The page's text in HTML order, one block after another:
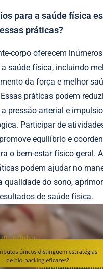
para a saúde física
práticas?
corpo oferecem inúmeros
saúde física, incluindo
da força e melhor
práticas podem
pressão arterial e
Participar de
equilíbrio e
o bem-estar físico geral.
podem ajudar no
qualidade do sono,
de saúde física.